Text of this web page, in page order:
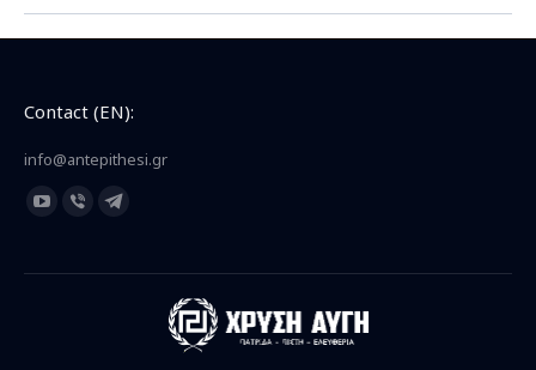
Contact (EN):
info@antepithesi.gr
Find us on:
YouTube
opens
Viber
opens
Telegram
opens